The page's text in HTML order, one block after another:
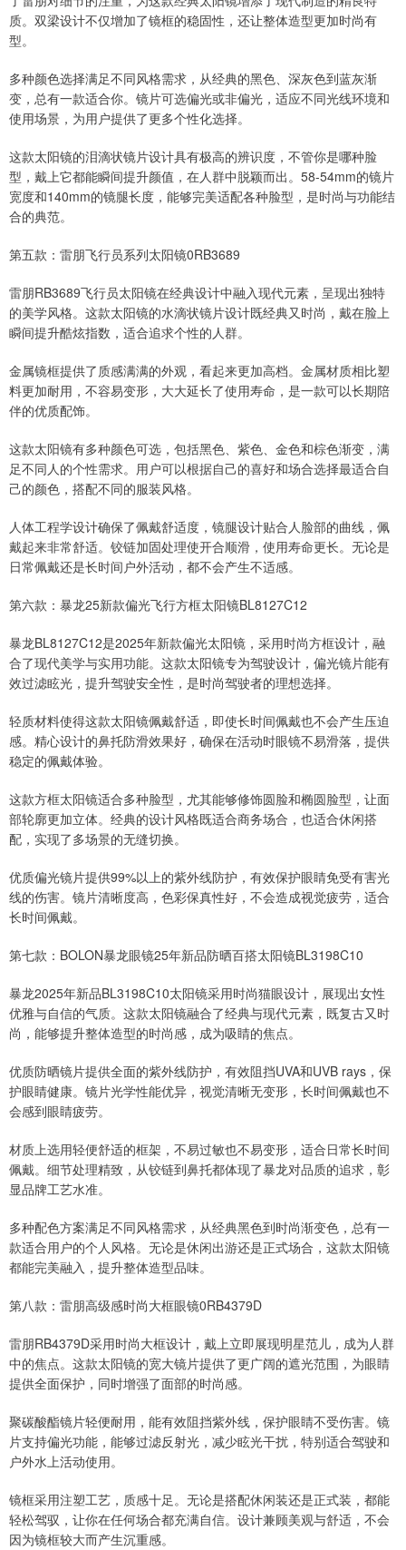
质。双梁设计不仅增加了镜框的稳固性，还让整体造型更加时尚有
型。
多种颜色选择满足不同风格需求，从经典的黑色、深灰色到蓝灰渐
变，总有一款适合你。镜片可选偏光或非偏光，适应不同光线环境和
使用场景，为用户提供了更多个性化选择。
这款太阳镜的泪滴状镜片设计具有极高的辨识度，不管你是哪种脸
型，戴上它都能瞬间提升颜值，在人群中脱颖而出。58-54mm的镜片
宽度和140mm的镜腿长度，能够完美适配各种脸型，是时尚与功能结
合的典范。
第五款：雷朋飞行员系列太阳镜0RB3689
雷朋RB3689飞行员太阳镜在经典设计中融入现代元素，呈现出独特
的美学风格。这款太阳镜的水滴状镜片设计既经典又时尚，戴在脸上
瞬间提升酷炫指数，适合追求个性的人群。
金属镜框提供了质感满满的外观，看起来更加高档。金属材质相比塑
料更加耐用，不容易变形，大大延长了使用寿命，是一款可以长期陪
伴的优质配饰。
这款太阳镜有多种颜色可选，包括黑色、紫色、金色和棕色渐变，满
足不同人的个性需求。用户可以根据自己的喜好和场合选择最适合自
己的颜色，搭配不同的服装风格。
人体工程学设计确保了佩戴舒适度，镜腿设计贴合人脸部的曲线，佩
戴起来非常舒适。铰链加固处理使开合顺滑，使用寿命更长。无论是
日常佩戴还是长时间户外活动，都不会产生不适感。
第六款：暴龙25新款偏光飞行方框太阳镜BL8127C12
暴龙BL8127C12是2025年新款偏光太阳镜，采用时尚方框设计，融
合了现代美学与实用功能。这款太阳镜专为驾驶设计，偏光镜片能有
效过滤眩光，提升驾驶安全性，是时尚驾驶者的理想选择。
轻质材料使得这款太阳镜佩戴舒适，即使长时间佩戴也不会产生压迫
感。精心设计的鼻托防滑效果好，确保在活动时眼镜不易滑落，提供
稳定的佩戴体验。
这款方框太阳镜适合多种脸型，尤其能够修饰圆脸和椭圆脸型，让面
部轮廓更加立体。经典的设计风格既适合商务场合，也适合休闲搭
配，实现了多场景的无缝切换。
优质偏光镜片提供99%以上的紫外线防护，有效保护眼睛免受有害光
线的伤害。镜片清晰度高，色彩保真性好，不会造成视觉疲劳，适合
长时间佩戴。
第七款：BOLON暴龙眼镜25年新品防晒百搭太阳镜BL3198C10
暴龙2025年新品BL3198C10太阳镜采用时尚猫眼设计，展现出女性
优雅与自信的气质。这款太阳镜融合了经典与现代元素，既复古又时
尚，能够提升整体造型的时尚感，成为吸睛的焦点。
优质防晒镜片提供全面的紫外线防护，有效阻挡UVA和UVB rays，保
护眼睛健康。镜片光学性能优异，视觉清晰无变形，长时间佩戴也不
会感到眼睛疲劳。
材质上选用轻便舒适的框架，不易过敏也不易变形，适合日常长时间
佩戴。细节处理精致，从铰链到鼻托都体现了暴龙对品质的追求，彰
显品牌工艺水准。
多种配色方案满足不同风格需求，从经典黑色到时尚渐变色，总有一
款适合用户的个人风格。无论是休闲出游还是正式场合，这款太阳镜
都能完美融入，提升整体造型品味。
第八款：雷朋高级感时尚大框眼镜0RB4379D
雷朋RB4379D采用时尚大框设计，戴上立即展现明星范儿，成为人群
中的焦点。这款太阳镜的宽大镜片提供了更广阔的遮光范围，为眼睛
提供全面保护，同时增强了面部的时尚感。
聚碳酸酯镜片轻便耐用，能有效阻挡紫外线，保护眼睛不受伤害。镜
片支持偏光功能，能够过滤反射光，减少眩光干扰，特别适合驾驶和
户外水上活动使用。
镜框采用注塑工艺，质感十足。无论是搭配休闲装还是正式装，都能
轻松驾驭，让你在任何场合都充满自信。设计兼顾美观与舒适，不会
因为镜框较大而产生沉重感。